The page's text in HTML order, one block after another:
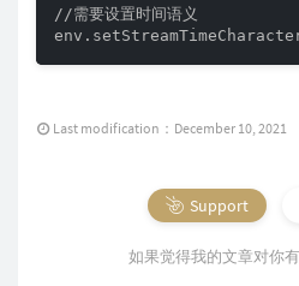
//需要设置时间语义
Last modification：December 10, 2021
Support
如果觉得我的文章对你